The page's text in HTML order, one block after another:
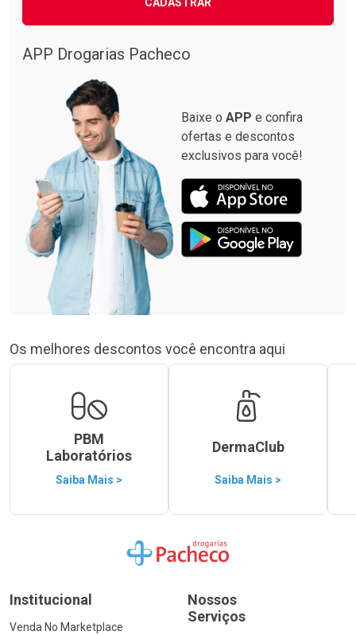
Comprar sem Desconto
Por R$ 61,55/cada
Ativar Desconto
APP Drogarias Pacheco
Baixe o APP e confira
ofertas e descontos
exclusivos para você!
Os melhores descontos você encontra aqui
PBM
Laboratórios
Saiba Mais >
DermaClub
Saiba Mais >
Ir para a Home
Institucional
Venda No Marketplace
Nossos
Serviços